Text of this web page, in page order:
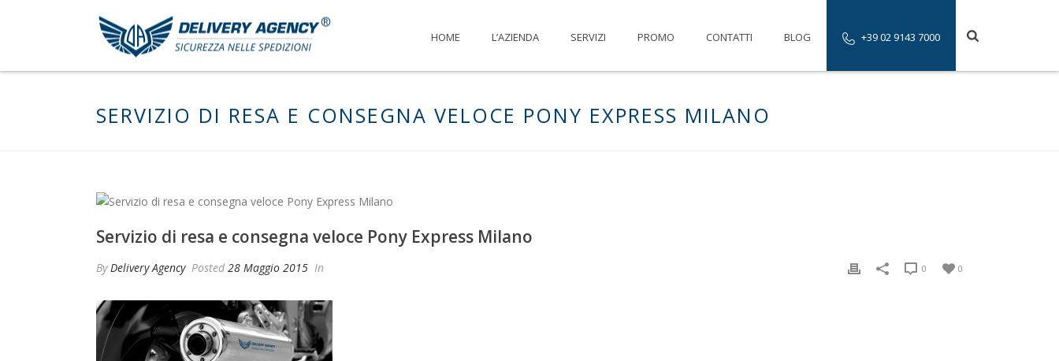
HOME L’AZIENDA SERVIZI PROMO CONTATTI BLOG +39 02 9143 7000
SERVIZIO DI RESA E CONSEGNA VELOCE PONY EXPRESS MILANO
Servizio di resa e consegna veloce Pony Express Milano
By Delivery Agency Posted 28 Maggio 2015 In 0
0